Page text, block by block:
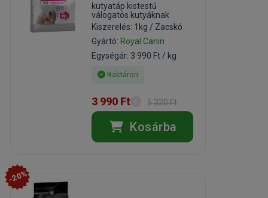
kutyatáp kistestű
válogatós kutyáknak
Kiszerelés: 1kg / Zacskó
Gyártó: Royal Canin
Egységár: 3 990 Ft / kg
Raktáron
3 990 Ft 5 320 Ft
Kosárba
-20%